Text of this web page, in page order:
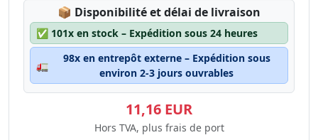
📦 Lagerstatus:
Disponibilité et délai de livraison
✅ 101x en stock – Expédition sous 24 heures
🚛
98x en entrepôt externe – Expédition sous
environ 2-3 jours ouvrables
11,16 EUR
Hors TVA, plus frais de port